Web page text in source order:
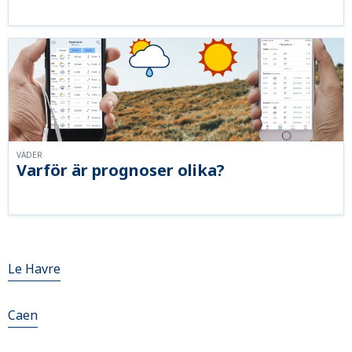
Varför är prognoser olika?
VÄDER
Le Havre
Caen